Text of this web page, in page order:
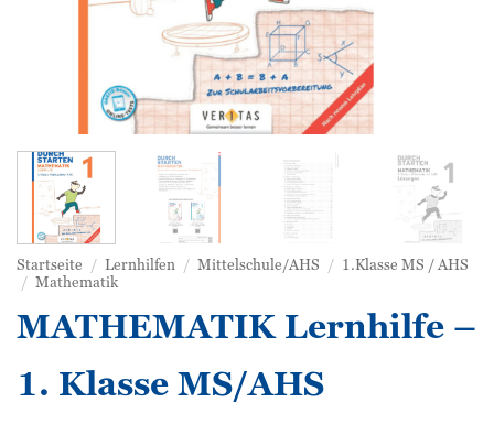
Startseite / Lernhilfen / Mittelschule/AHS / 1.Klasse MS / AHS
/ Mathematik
MATHEMATIK Lernhilfe –
1. Klasse MS/AHS